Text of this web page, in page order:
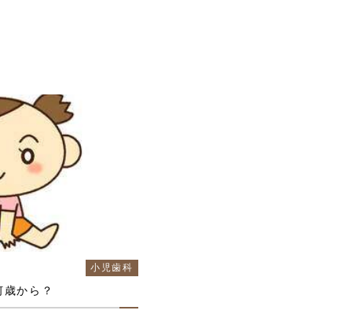
小児歯科
から？